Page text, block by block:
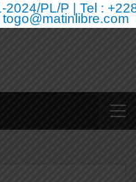
2024/PL/P | Tel :